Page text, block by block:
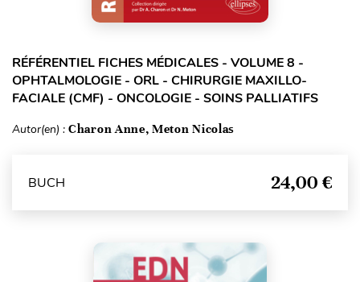
RÉFÉRENTIEL FICHES MÉDICALES - VOLUME 8 -
OPHTALMOLOGIE - ORL - CHIRURGIE MAXILLO-
FACIALE (CMF) - ONCOLOGIE - SOINS PALLIATIFS
Autor(en) : Charon Anne, Meton Nicolas
BUCH 24,00 €